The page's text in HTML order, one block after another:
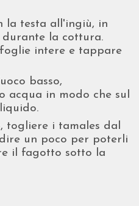
la testa all'ingiù, in
la cottura.
intere e tappare
basso,
acqua in modo che sul
togliere i tamales dal
un poco per poterli
il fagotto sotto la